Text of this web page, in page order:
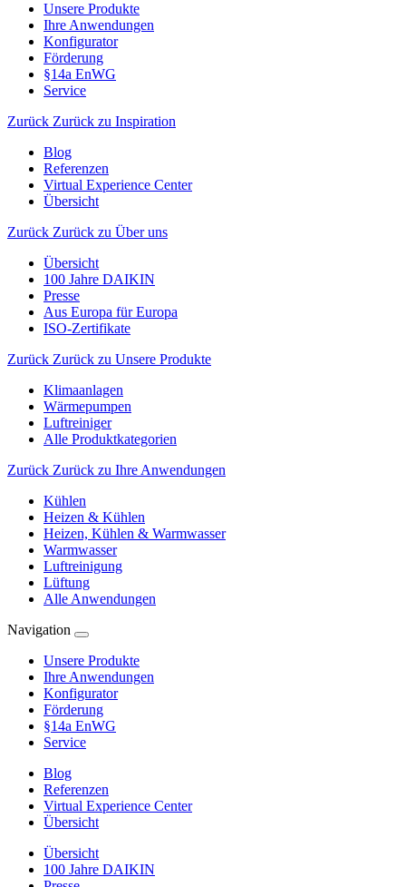
Unsere Produkte
Ihre Anwendungen
Konfigurator
Förderung
§14a EnWG
Service
Zurück Zurück zu Inspiration
Blog
Referenzen
Virtual Experience Center
Übersicht
Zurück Zurück zu Über uns
Übersicht
100 Jahre DAIKIN
Presse
Aus Europa für Europa
ISO-Zertifikate
Zurück Zurück zu Unsere Produkte
Klimaanlagen
Wärmepumpen
Luftreiniger
Alle Produktkategorien
Zurück Zurück zu Ihre Anwendungen
Kühlen
Heizen & Kühlen
Heizen, Kühlen & Warmwasser
Warmwasser
Luftreinigung
Lüftung
Alle Anwendungen
Navigation
Unsere Produkte
Ihre Anwendungen
Konfigurator
Förderung
§14a EnWG
Service
Blog
Referenzen
Virtual Experience Center
Übersicht
Übersicht
100 Jahre DAIKIN